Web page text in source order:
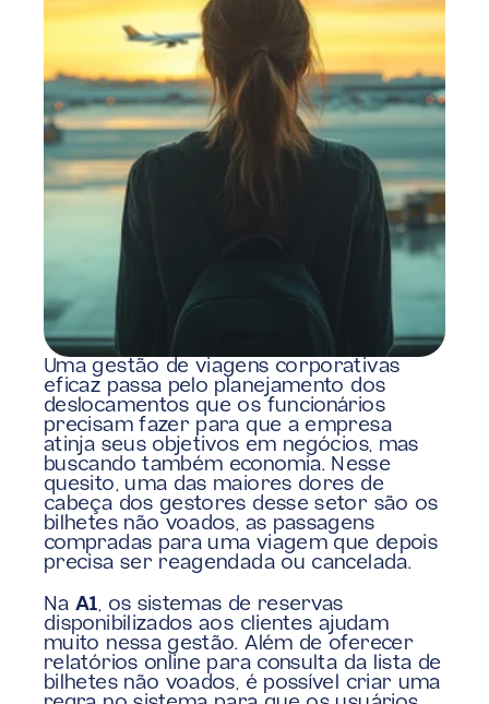
Uma gestão de viagens corporativas
eficaz passa pelo planejamento dos
deslocamentos que os funcionários
precisam fazer para que a empresa
atinja seus objetivos em negócios, mas
buscando também economia. Nesse
quesito, uma das maiores dores de
cabeça dos gestores desse setor são os
bilhetes não voados, as passagens
compradas para uma viagem que depois
precisa ser reagendada ou cancelada.
Na A1, os sistemas de reservas
disponibilizados aos clientes ajudam
muito nessa gestão. Além de oferecer
relatórios online para consulta da lista de
bilhetes não voados, é possível criar uma